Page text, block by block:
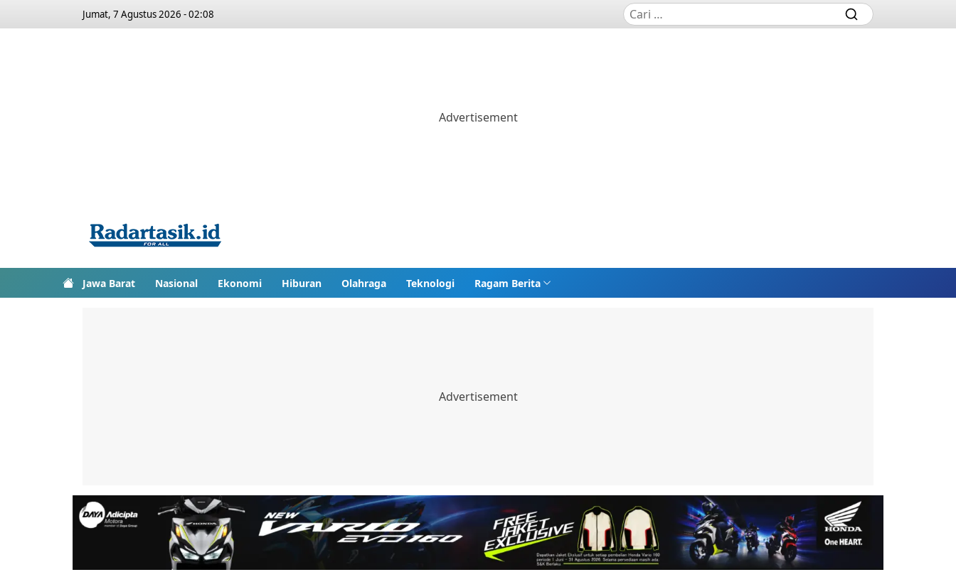
Jumat, 7 Agustus 2026 - 02:08
Jawa Barat Nasional Ekonomi Hiburan Olahraga Teknologi Ragam Berita